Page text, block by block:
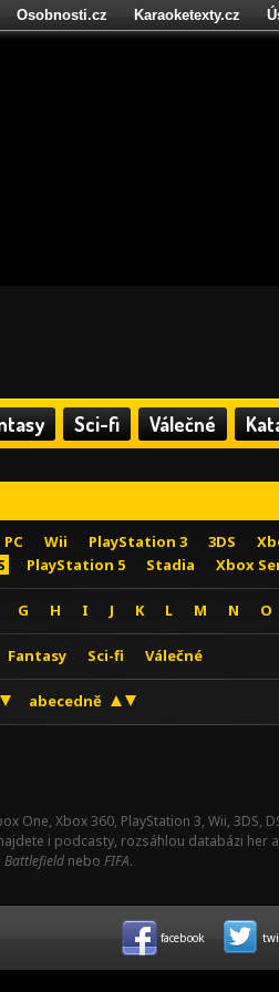
Sci-fi Válečné
PC Wii PlayStation 3 3DS
PlayStation 5 Stadia Xbox
G H I J K L M N O
Fantasy Sci-fi Válečné
abecedně
One, Xbox 360, PlayStation 3, Wii, 3DS,
i podcasty, rozsáhlou databázi her
Battlefield nebo FIFA.
Osobnosti.cz Karaoketexty.cz
facebook